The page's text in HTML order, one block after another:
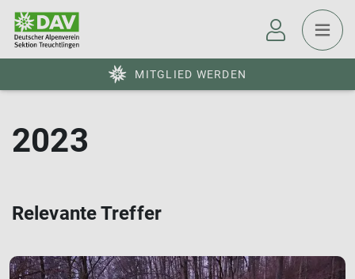
MITGLIED WERDEN
2023
Relevante Treffer